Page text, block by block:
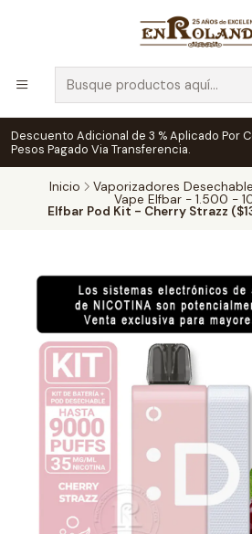
Descuento Adicional de 3 % Aplicado Por
Pesos Pagado Via Transferencia.
Inicio
Vaporizadores
Vape Elfbar - 1.500 -
Elfbar Pod Kit - Cherry Strazz